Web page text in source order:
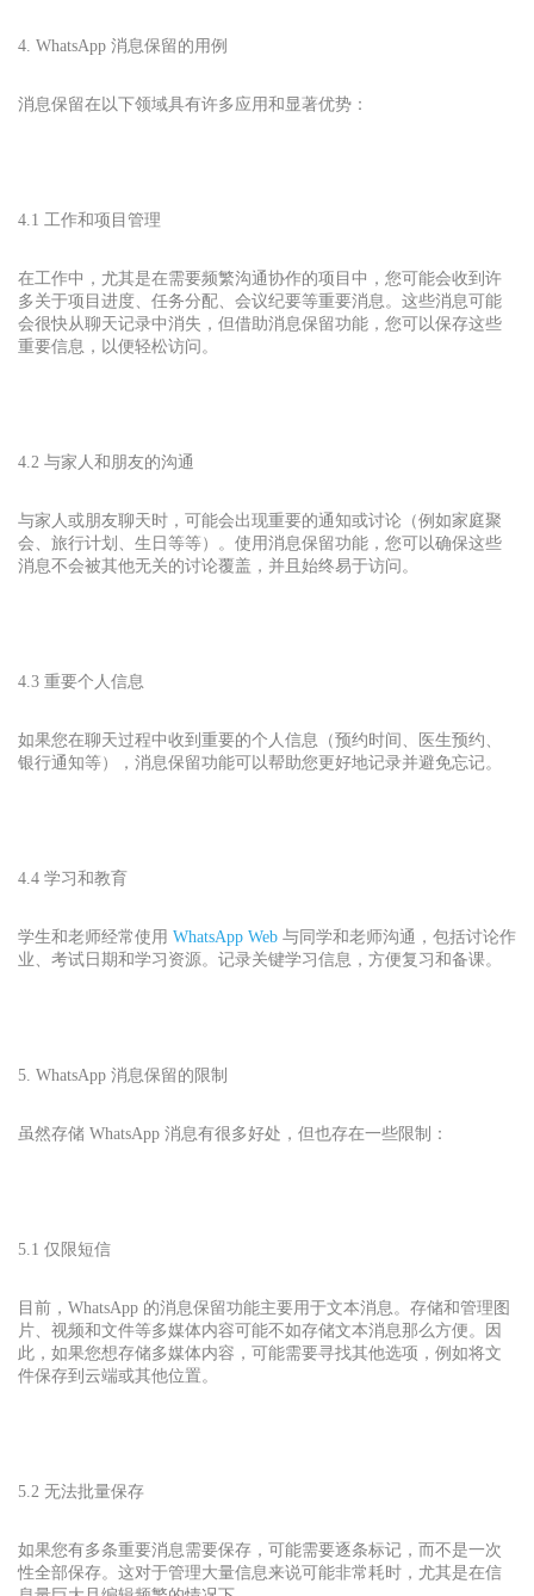
4. WhatsApp 消息保留的用例
消息保留在以下领域具有许多应用和显著优势：
4.1 工作和项目管理
在工作中，尤其是在需要频繁沟通协作的项目中，您可能会收到许
多关于项目进度、任务分配、会议纪要等重要消息。这些消息可能
会很快从聊天记录中消失，但借助消息保留功能，您可以保存这些
重要信息，以便轻松访问。
4.2 与家人和朋友的沟通
与家人或朋友聊天时，可能会出现重要的通知或讨论（例如家庭聚
会、旅行计划、生日等等）。使用消息保留功能，您可以确保这些
消息不会被其他无关的讨论覆盖，并且始终易于访问。
4.3 重要个人信息
如果您在聊天过程中收到重要的个人信息（预约时间、医生预约、
银行通知等），消息保留功能可以帮助您更好地记录并避免忘记。
4.4 学习和教育
学生和老师经常使用 WhatsApp Web 与同学和老师沟通，包括讨论作
业、考试日期和学习资源。记录关键学习信息，方便复习和备课。
5. WhatsApp 消息保留的限制
虽然存储 WhatsApp 消息有很多好处，但也存在一些限制：
5.1 仅限短信
目前，WhatsApp 的消息保留功能主要用于文本消息。存储和管理图
片、视频和文件等多媒体内容可能不如存储文本消息那么方便。因
此，如果您想存储多媒体内容，可能需要寻找其他选项，例如将文
件保存到云端或其他位置。
5.2 无法批量保存
如果您有多条重要消息需要保存，可能需要逐条标记，而不是一次
性全部保存。这对于管理大量信息来说可能非常耗时，尤其是在信